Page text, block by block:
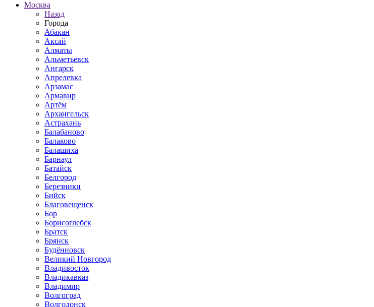
Москва
Назад
Города
Абакан
Аксай
Алматы
Альметьевск
Ангарск
Апрелевка
Арзамас
Армавир
Артём
Архангельск
Астрахань
Балабаново
Балаково
Балашиха
Барнаул
Батайск
Белгород
Березники
Бийск
Благовещенск
Бор
Борисоглебск
Братск
Брянск
Будённовск
Великий Новгород
Владивосток
Владикавказ
Владимир
Волгоград
Волгодонск